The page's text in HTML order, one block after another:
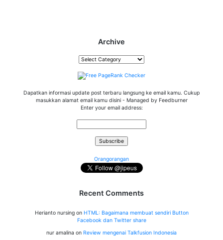
Archive
Archive
Dapatkan informasi update post terbaru langsung ke email kamu. Cukup
masukkan alamat email kamu disini - Managed by Feedburner
Enter your email address:
Orangorangan
Recent Comments
Herianto nursingon HTML: Bagaimana membuat sendiri Button
Facebook dan Twitter share
nur amalina on Review mengenai Talkfusion Indonesia